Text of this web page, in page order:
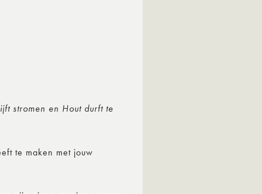
stromen en Hout durft te
te maken met jouw